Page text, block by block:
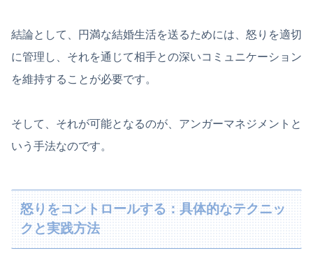
結論として、円満な結婚生活を送るためには、怒りを適切
に管理し、それを通じて相手との深いコミュニケーション
を維持することが必要です。
そして、それが可能となるのが、アンガーマネジメントと
いう手法なのです。
怒りをコントロールする：具体的なテクニッ
クと実践方法